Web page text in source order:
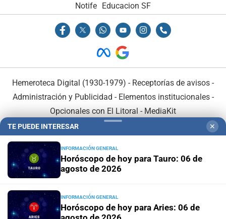
Notife Educacion SF
Hemeroteca Digital (1930-1979) - Receptorías de avisos -
Administración y Publicidad - Elementos institucionales-
Opcionales con El Litoral - MediaKit
En Asociación con:
TE PUEDE INTERESAR ✕
INFORMACIÓN GENERAL
Horóscopo de hoy para Tauro: 06 de
agosto de 2026
INFORMACIÓN GENERAL
Horóscopo de hoy para Aries: 06 de